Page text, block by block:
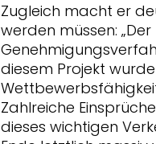
Zugleich macht er
werden müssen:
diesem Projekt
Zahlreiche
dieses wichtigen